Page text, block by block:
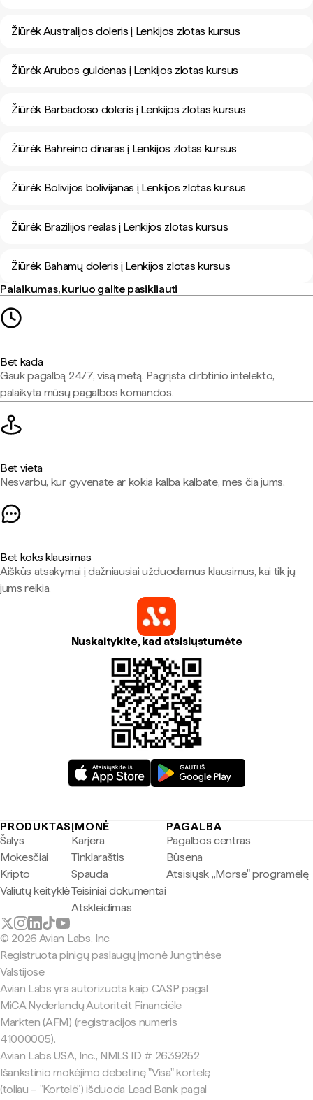
Žiūrėk Australijos doleris į Lenkijos zlotas kursus
Žiūrėk Arubos guldenas į Lenkijos zlotas kursus
Žiūrėk Barbadoso doleris į Lenkijos zlotas kursus
Žiūrėk Bahreino dinaras į Lenkijos zlotas kursus
Žiūrėk Bolivijos bolivijanas į Lenkijos zlotas kursus
Žiūrėk Brazilijos realas į Lenkijos zlotas kursus
Žiūrėk Bahamų doleris į Lenkijos zlotas kursus
Palaikumas, kuriuo galite pasikliauti
Bet kada
Gauk pagalbą 24/7, visą metą. Pagrįsta dirbtinio intelekto,
palaikyta mūsų pagalbos komandos.
Bet vieta
Nesvarbu, kur gyvenate ar kokia kalba kalbate, mes čia jums.
Bet koks klausimas
Aiškūs atsakymai į dažniausiai užduodamus klausimus, kai tik jų
jums reikia.
Nuskaitykite, kad atsisiųstumėte
PRODUKTAS
Šalys
Mokesčiai
Kripto
Valiutų keityklė
ĮMONĖ
Karjera
Tinklaraštis
Spauda
Teisiniai dokumentai
Atskleidimas
PAGALBA
Pagalbos centras
Būsena
Atsisiųsk „Morse" programėlę
© 2026 Avian Labs, Inc
Registruota pinigų paslaugų įmonė Jungtinėse
Valstijose
Avian Labs yra autorizuota kaip CASP pagal
MiCA Nyderlandų Autoriteit Financiële
Markten (AFM) (registracijos numeris
41000005).
Avian Labs USA, Inc., NMLS ID # 2639252
Išankstinio mokėjimo debetinę "Visa" kortelę
(toliau – "Kortelė") išduoda Lead Bank pagal